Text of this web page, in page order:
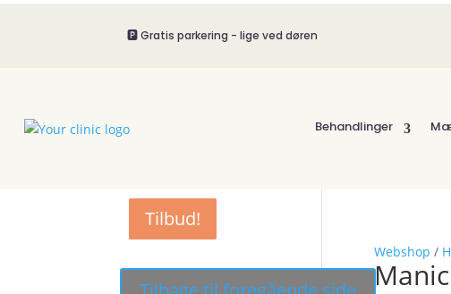
🅿️ Gratis parkering - lige ved døren
Behandlinger
Webshop /
Tilbud!
Tilbud!
Tilbud!
Tilbud!